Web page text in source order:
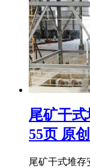
尾矿干
55页 原
尾矿干式堆存